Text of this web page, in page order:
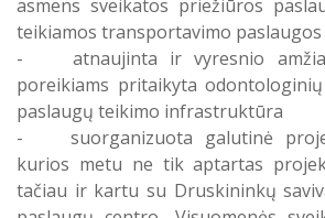
asmens sveikatos priežiūros
teikiamos transportavimo paslaugos
- atnaujinta ir vyresnio
poreikiams pritaikyta
paslaugų teikimo infrastruktūra
- suorganizuota galutinė
kurios metu ne tik aptartas
tačiau ir kartu su Druskininkų